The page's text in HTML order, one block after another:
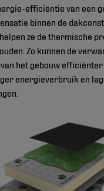
efficiëntie van een
binnen de
ze de thermische
Zo kunnen de
het gebouw
energieverbruik en